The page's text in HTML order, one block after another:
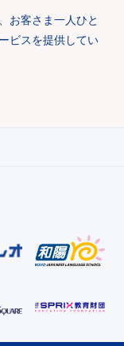
お客さま一人ひと
ビスを提供してい